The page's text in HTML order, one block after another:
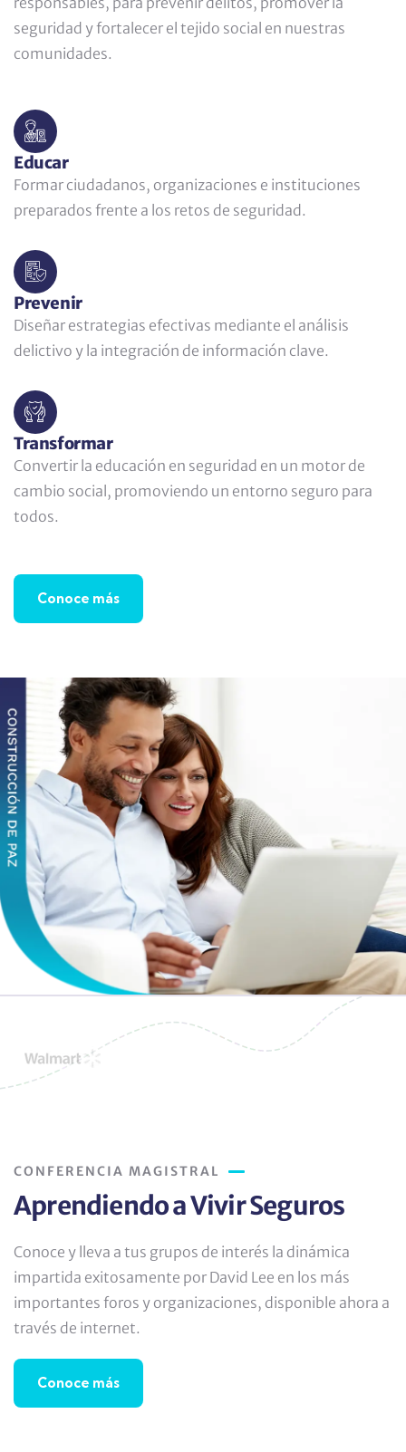
seguridad y fortalecer el tejido social en nuestras
comunidades.
Educar
Formar ciudadanos, organizaciones e instituciones
preparados frente a los retos de seguridad.
Prevenir
Diseñar estrategias efectivas mediante el análisis
delictivo y la integración de información clave.
Transformar
Convertir la educación en seguridad en un motor de
cambio social, promoviendo un entorno seguro para
todos.
Conoce más
CONFERENCIA MAGISTRAL
Aprendiendo a Vivir Seguros
Conoce y lleva a tus grupos de interés la dinámica
impartida exitosamente por David Lee en los más
importantes foros y organizaciones, disponible ahora a
través de internet.
Conoce más